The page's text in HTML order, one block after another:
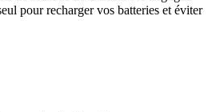
pour recharger vos batteries et éviter